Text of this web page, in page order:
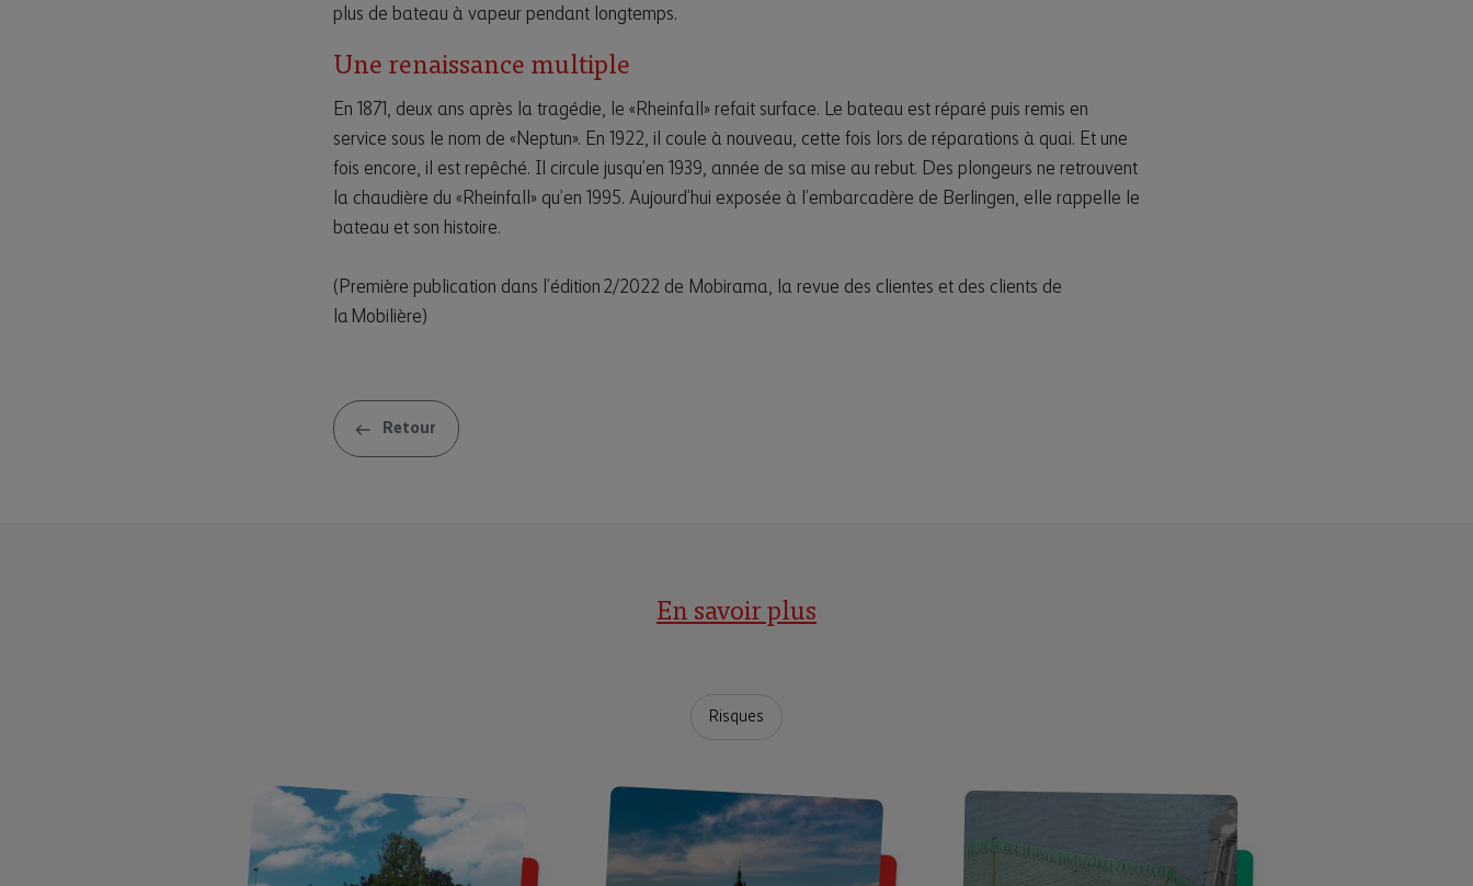
plus de bateau à vapeur pendant longtemps.
Une renaissance multiple
En 1871, deux ans après la tragédie, le «Rheinfall» refait surface. Le bateau est réparé puis remis en
service sous le nom de «Neptun». En 1922, il coule à nouveau, cette fois lors de réparations à quai. Et une
fois encore, il est repêché. Il circule jusqu’en 1939, année de sa mise au rebut. Des plongeurs ne retrouvent
la chaudière du «Rheinfall» qu’en 1995. Aujourd’hui exposée à l’embarcadère de Berlingen, elle rappelle le
bateau et son histoire.
(Première publication dans l’édition 2/2022 de Mobirama, la revue des clientes et des clients de
la Mobilière)
Retour
En savoir plus
Risques